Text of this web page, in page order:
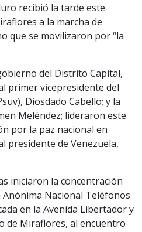
recibió la tarde este
a la marcha de
que se movilizaron por “la
del Distrito Capital,
primer vicepresidente del
Diosdado Cabello; y la
Meléndez; lideraron este
por la paz nacional en
presidente de Venezuela,
iniciaron la concentración
Anónima Nacional Teléfonos
en la Avenida Libertador y
de Miraflores, al encuentro